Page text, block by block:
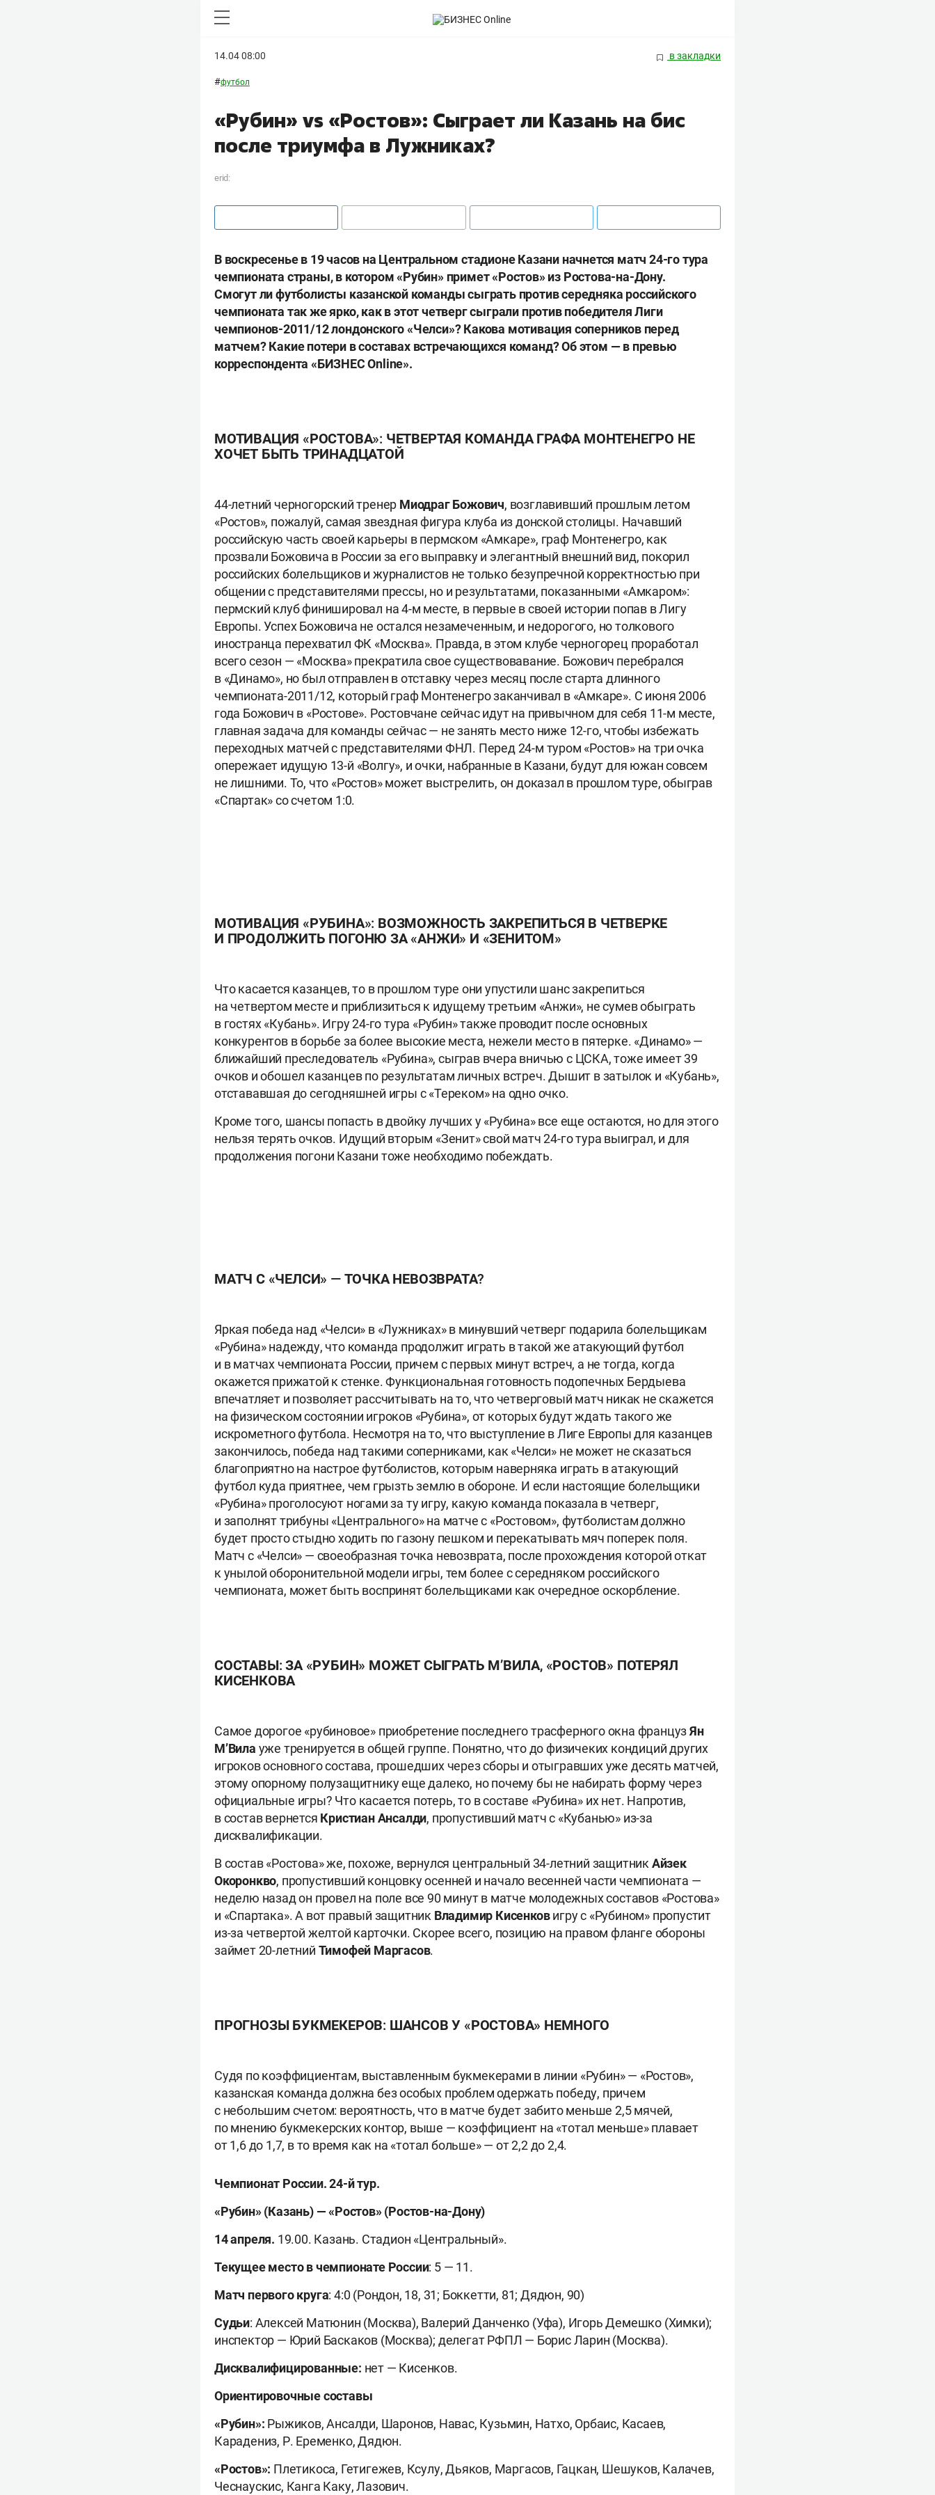
14.04 08:00 в закладки
#футбол
«Рубин» vs «Ростов»: Сыграет ли Казань на бис
после триумфа в Лужниках?
erid:
В воскресенье в 19 часов на Центральном стадионе Казани начнется матч 24-го тура
чемпионата страны, в котором «Рубин» примет «Ростов» из Ростова-на-Дону.
Смогут ли футболисты казанской команды сыграть против середняка российского
чемпионата так же ярко, как в этот четверг сыграли против победителя Лиги
чемпионов-2011/12 лондонского «Челси»? Какова мотивация соперников перед
матчем? Какие потери в составах встречающихся команд? Об этом — в превью
корреспондента «БИЗНЕСOnline».
МОТИВАЦИЯ «РОСТОВА»: ЧЕТВЕРТАЯ КОМАНДА ГРАФА МОНТЕНЕГРО НЕ
ХОЧЕТ БЫТЬ ТРИНАДЦАТОЙ
44-летний черногорский тренер Миодраг Божович, возглавивший прошлым летом
«Ростов», пожалуй, самая звездная фигура клуба из донской столицы. Начавший
российскую часть своей карьеры в пермском «Амкаре», граф Монтенегро, как
прозвали Божовича в России за его выправку и элегантный внешний вид, покорил
российских болельщиков и журналистов не только безупречной корректностью при
общении с представителями прессы, но и результатами, показанными «Амкаром»:
пермский клуб финишировал на 4-м месте, в первые в своей истории попав в Лигу
Европы. Успех Божовича не остался незамеченным, и недорогого, но толкового
иностранца перехватил ФК «Москва». Правда, в этом клубе черногорец проработал
всего сезон — «Москва» прекратила свое существовавание. Божович перебрался
в «Динамо», но был отправлен в отставку через месяц после старта длинного
чемпионата-2011/12, который граф Монтенегро заканчивал в «Амкаре». С июня 2006
года Божович в «Ростове». Ростовчане сейчас идут на привычном для себя 11-м месте,
главная задача для команды сейчас — не занять место ниже 12-го, чтобы избежать
переходных матчей с представителями ФНЛ. Перед 24-м туром «Ростов» на три очка
опережает идущую 13-й «Волгу», и очки, набранные в Казани, будут для южан совсем
не лишними. То, что «Ростов» может выстрелить, он доказал в прошлом туре, обыграв
«Спартак» со счетом 1:0.
МОТИВАЦИЯ «РУБИНА»: ВОЗМОЖНОСТЬ ЗАКРЕПИТЬСЯ В ЧЕТВЕРКЕ
И ПРОДОЛЖИТЬ ПОГОНЮ ЗА «АНЖИ» И «ЗЕНИТОМ»
Что касается казанцев, то в прошлом туре они упустили шанс закрепиться
на четвертом месте и приблизиться к идущему третьим «Анжи», не сумев обыграть
в гостях «Кубань». Игру 24-го тура «Рубин» также проводит после основных
конкурентов в борьбе за более высокие места, нежели место в пятерке. «Динамо» —
ближайший преследователь «Рубина», сыграв вчера вничью с ЦСКА, тоже имеет 39
очков и обошел казанцев по результатам личных встреч. Дышит в затылок и «Кубань»,
отстававшая до сегодняшней игры с «Тереком» на одно очко.
Кроме того, шансы попасть в двойку лучших у «Рубина» все еще остаются, но для этого
нельзя терять очков. Идущий вторым «Зенит» свой матч 24-го тура выиграл, и для
продолжения погони Казани тоже необходимо побеждать.
МАТЧ С «ЧЕЛСИ» — ТОЧКА НЕВОЗВРАТА?
Яркая победа над «Челси» в «Лужниках» в минувший четверг подарила болельщикам
«Рубина» надежду, что команда продолжит играть в такой же атакующий футбол
и в матчах чемпионата России, причем с первых минут встреч, а не тогда, когда
окажется прижатой к стенке. Функциональная готовность подопечных Бердыева
впечатляет и позволяет рассчитывать на то, что четверговый матч никак не скажется
на физическом состоянии игроков «Рубина», от которых будут ждать такого же
искрометного футбола. Несмотря на то, что выступление в Лиге Европы для казанцев
закончилось, победа над такими соперниками, как «Челси» не может не сказаться
благоприятно на настрое футболистов, которым наверняка играть в атакующий
футбол куда приятнее, чем грызть землю в обороне. И если настоящие болельщики
«Рубина» проголосуют ногами за ту игру, какую команда показала в четверг,
и заполнят трибуны «Центрального» на матче с «Ростовом», футболистам должно
будет просто стыдно ходить по газону пешком и перекатывать мяч поперек поля.
Матч с «Челси» — своеобразная точка невозврата, после прохождения которой откат
к унылой оборонительной модели игры, тем более с середняком российского
чемпионата, может быть воспринят болельщиками как очередное оскорбление.
СОСТАВЫ: ЗА «РУБИН» МОЖЕТ СЫГРАТЬ М’ВИЛА, «РОСТОВ» ПОТЕРЯЛ
КИСЕНКОВА
Самое дорогое «рубиновое» приобретение последнего трасферного окна французЯн
М’Вила уже тренируется в общей группе. Понятно, что до физичеких кондиций других
игроков основного состава, прошедших через сборы и отыгравших уже десять матчей,
этому опорному полузащитнику еще далеко, но почему бы не набирать форму через
официальные игры? Что касается потерь, то в составе «Рубина» их нет. Напротив,
в состав вернется КристианАнсалди, пропустивший матч с «Кубанью» из-за
дисквалификации.
В состав «Ростова» же, похоже, вернулся центральный 34-летний защитникАйзек
Окоронкво, пропустивший концовку осенней и начало весенней части чемпионата —
неделю назад он провел на поле все 90 минут в матче молодежных составов «Ростова»
и «Спартака». А вот правый защитник Владимир Кисенковигру с «Рубином» пропустит
из-за четвертой желтой карточки. Скорее всего, позицию на правом фланге обороны
займет 20-летний Тимофей Маргасов.
ПРОГНОЗЫ БУКМЕКЕРОВ: ШАНСОВ У «РОСТОВА» НЕМНОГО
Судя по коэффициентам, выставленным букмекерами в линии «Рубин» — «Ростов»,
казанская команда должна без особых проблем одержать победу, причем
с небольшим счетом: вероятность, что в матче будет забито меньше 2,5 мячей,
по мнению букмекерских контор, выше — коэффициент на «тотал меньше» плавает
от 1,6 до 1,7, в то время как на «тотал больше» — от 2,2 до 2,4.
Чемпионат России. 24-й тур.
«Рубин» (Казань) — «Ростов» (Ростов-на-Дону)
14 апреля. 19.00. Казань. Стадион «Центральный».
Текущее место в чемпионате России: 5 — 11.
Матч первого круга: 4:0 (Рондон, 18, 31; Боккетти, 81; Дядюн, 90)
Судьи: Алексей Матюнин (Москва), Валерий Данченко (Уфа), Игорь Демешко (Химки);
инспектор — Юрий Баскаков (Москва); делегат РФПЛ — Борис Ларин (Москва).
Дисквалифицированные: нет — Кисенков.
Ориентировочные составы
«Рубин»: Рыжиков, Ансалди, Шаронов, Навас, Кузьмин, Натхо, Орбаис, Касаев,
Карадениз, Р. Еременко, Дядюн.
«Ростов»: Плетикоса, Гетигежев, Ксулу, Дьяков, Маргасов, Гацкан, Шешуков, Калачев,
Чеснаускис, Канга Каку, Лазович.